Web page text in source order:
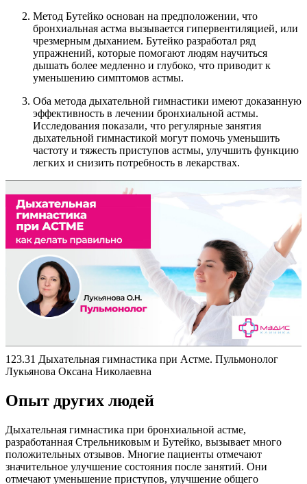
Метод Бутейко основан на предположении, что
бронхиальная астма вызывается гипервентиляцией, или
чрезмерным дыханием. Бутейко разработал ряд
упражнений, которые помогают людям научиться
дышать более медленно и глубоко, что приводит к
уменьшению симптомов астмы.
Оба метода дыхательной гимнастики имеют доказанную
эффективность в лечении бронхиальной астмы.
Исследования показали, что регулярные занятия
дыхательной гимнастикой могут помочь уменьшить
частоту и тяжесть приступов астмы, улучшить функцию
легких и снизить потребность в лекарствах.
123.31 Дыхательная гимнастика при Астме. Пульмонолог
Лукьянова Оксана Николаевна
Опыт других людей
Дыхательная гимнастика при бронхиальной астме,
разработанная Стрельниковым и Бутейко, вызывает много
положительных отзывов. Многие пациенты отмечают
значительное улучшение состояния после занятий. Они
отмечают уменьшение приступов, улучшение общего